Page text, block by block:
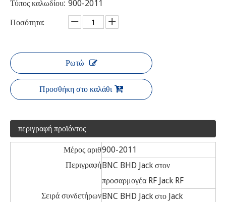
Τύπος καλωδίου: 900-2011
Ποσότητα:
Ρωτώ
Προσθήκη στο καλάθι
περιγραφή προϊόντος
Μέρος αριθ900-2011
ΠεριγραφήBNC BHD Jack στον
προσαρμογέα RF Jack RF
Σειρά συνδετήρωνBNC BHD Jack στο Jack